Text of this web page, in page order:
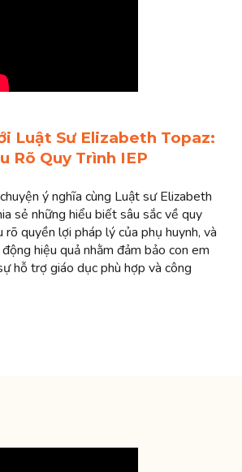
Luật Sư Elizabeth Topaz:
Rõ Quy Trình IEP
ý nghĩa cùng Luật sư Elizabeth
sẻ những hiểu biết sâu sắc về quy
rõ quyền lợi pháp lý của phụ huynh, và
hiệu quả nhằm đảm bảo con em
hỗ trợ giáo dục phù hợp và công